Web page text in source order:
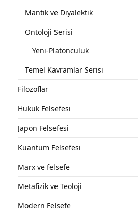
Mantık ve Diyalektik
Ontoloji Serisi
Yeni-Platonculuk
Temel Kavramlar Serisi
Filozoflar
Hukuk Felsefesi
Japon Felsefesi
Kuantum Felsefesi
Marx ve felsefe
Metafizik ve Teoloji
Modern Felsefe